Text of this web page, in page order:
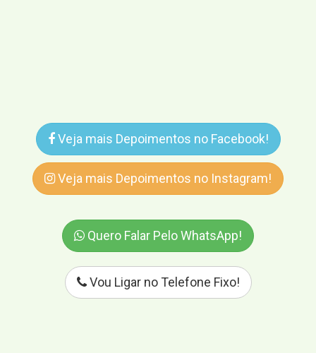
Veja mais Depoimentos no Facebook!
Veja mais Depoimentos no Instagram!
Quero Falar Pelo WhatsApp!
Vou Ligar no Telefone Fixo!